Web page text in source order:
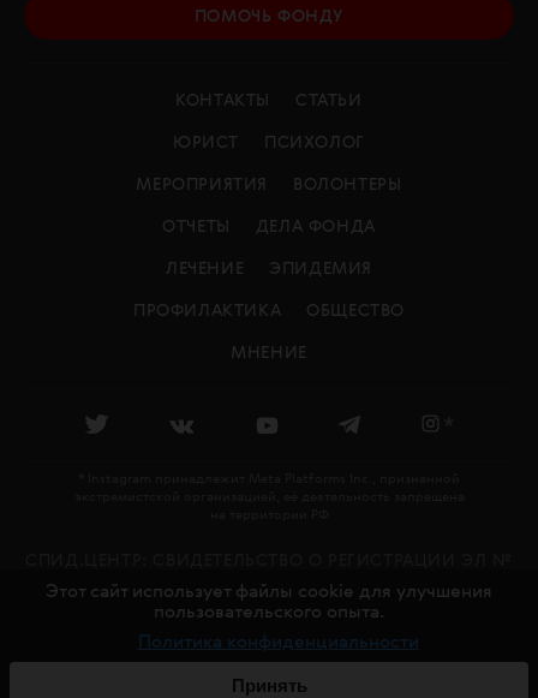
ПОМОЧЬ ФОНДУ
КОНТАКТЫ СТАТЬИ
ЮРИСТ ПСИХОЛОГ
МЕРОПРИЯТИЯ ВОЛОНТЕРЫ
ОТЧЕТЫ ДЕЛА ФОНДА
ЛЕЧЕНИЕ ЭПИДЕМИЯ
ПРОФИЛАКТИКА ОБЩЕСТВО
МНЕНИЕ
ФС 77 - 79478 ВЫДАНО РОСКОМНАДЗОРОМ 27.11.2020
18+
© СПИД.ЦЕНТР, 2016—2026 СДЕЛАНО ВCHARMER
Этот сайт использует файлы cookie для улучшения
пользовательского опыта.
Политика конфиденциальности
Принять